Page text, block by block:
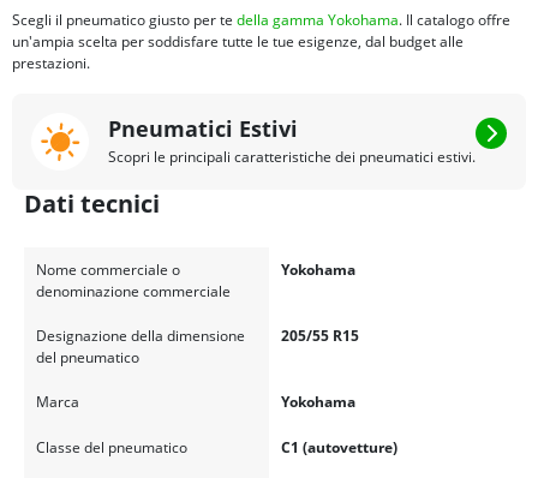
Scegli il pneumatico giusto per te della gamma Yokohama. Il catalogo offre
un'ampia scelta per soddisfare tutte le tue esigenze, dal budget alle
prestazioni.
Pneumatici Estivi
Scopri le principali caratteristiche dei pneumatici estivi.
Dati tecnici
Nome commerciale o
denominazione commerciale
Yokohama
Designazione della dimensione
del pneumatico
205/55 R15
Marca Yokohama
Classe del pneumatico C1 (autovetture)